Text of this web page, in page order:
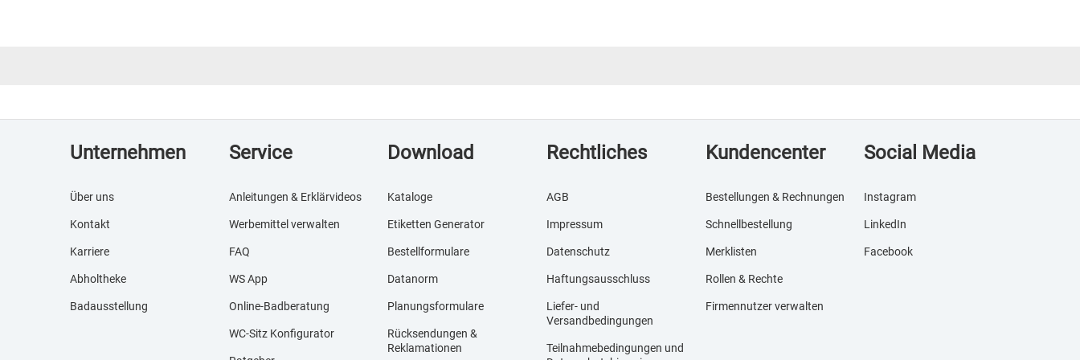
Unternehmen
Über uns
Kontakt
Karriere
Abholtheke
Badausstellung
Service
Anleitungen & Erklärvideos
Werbemittel verwalten
FAQ
WS App
Online-Badberatung
WC-Sitz Konfigurator
Download
Kataloge
Etiketten Generator
Bestellformulare
Datanorm
Planungsformulare
Rücksendungen &
Reklamationen
Rechtliches
AGB
Impressum
Datenschutz
Haftungsausschluss
Liefer- und
Versandbedingungen
Teilnahmebedingungen und
Kundencenter
Bestellungen & Rechnungen
Schnellbestellung
Merklisten
Rollen & Rechte
Firmennutzer verwalten
Social Media
Instagram
LinkedIn
Facebook